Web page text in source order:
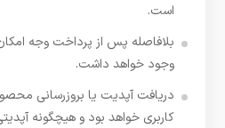
است.
بلافاصله پس از پرداخت وجه
وجود خواهد داشت.
دریافت آپدیت یا بروزرسانی
کاربری خواهد بود و هیچگونه